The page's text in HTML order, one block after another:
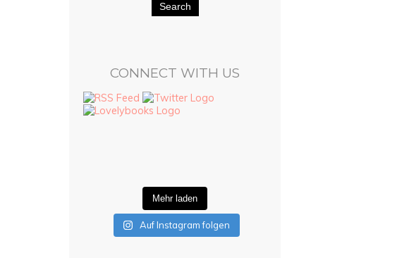
Search
CONNECT WITH US
Mehr laden
Auf Instagram folgen